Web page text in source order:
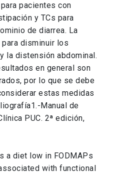
pacientes con
y TCs para
de diarrea. La
disminuir los
la distensión abdominal.
en general son
por lo que se debe
estas medidas
Manual de
PUC. 2ª edición,
a diet low in FODMAPs
with functional